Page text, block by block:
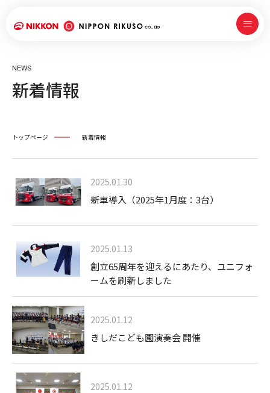
NEWS
新着情報
トップページ 新着情報
2025.01.30
新車導入（2025年1月度：3台）
2025.01.13
創立65周年を迎えるにあたり、ユニフォ
ームを刷新しました
2025.01.12
きしだこども園演奏会 開催
2025.01.12